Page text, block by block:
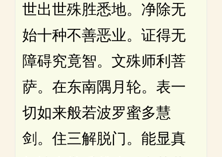
世出世殊胜悉地。净除无
始十种不善恶业。证得无
障碍究竟智。文殊师利菩
萨。在东南隅月轮。表一
切如来般若波罗蜜多慧
剑。住三解脱门。能显真